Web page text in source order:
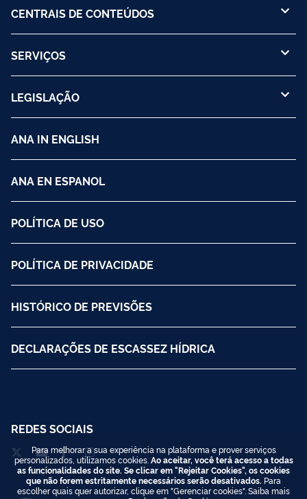
CENTRAIS DE CONTEÚDOS
SERVIÇOS
LEGISLAÇÃO
ANA IN ENGLISH
ANA EN ESPANOL
POLÍTICA DE USO
POLÍTICA DE PRIVACIDADE
HISTÓRICO DE PREVISÕES
DECLARAÇÕES DE ESCASSEZ HÍDRICA
REDES SOCIAIS
Para melhorar a sua experiência na plataforma e prover serviços
personalizados, utilizamos cookies. Ao aceitar, você terá acesso a todas
as funcionalidades do site. Se clicar em "Rejeitar Cookies", os cookies
que não forem estritamente necessários serão desativados. Para
escolher quais quer autorizar, clique em "Gerenciar cookies". Saiba mais